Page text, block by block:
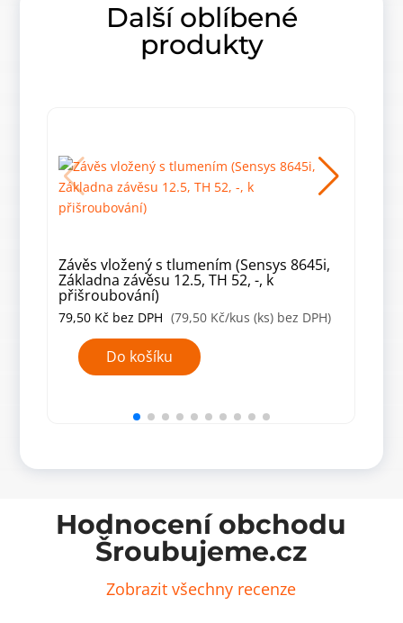
Další oblíbené
produkty
Závěs vložený s tlumením (Sensys 8645i,
Základna závěsu 12.5, TH 52, -, k
přišroubování)
79,50 Kč bez DPH (79,50 Kč/kus (ks) bez DPH)
Do košíku
Hodnocení obchodu
Šroubujeme.cz
Zobrazit všechny recenze